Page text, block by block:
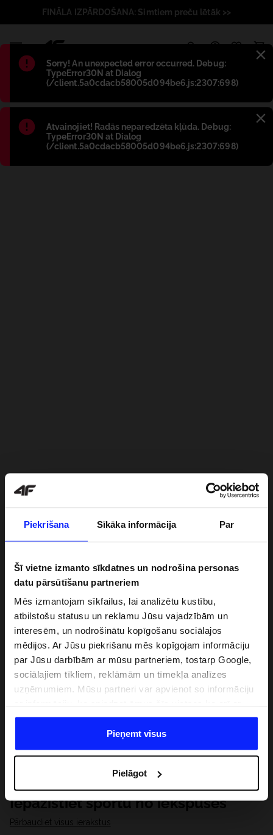
Piekrišana Sīkāka informācija Par
Šī vietne izmanto sīkdatnes un nodrošina personas
datu pārsūtīšanu partneriem
Mēs izmantojam sīkfailus, lai analizētu kustību,
atbilstošu statusu un reklamu Jūsu vajadzībām un
interesēm, un nodrošinātu kopīgošanu sociālajos
mēdijos. Ar Jūsu piekrišanu mēs kopīgojam informāciju
par Jūsu darbībām ar mūsu partneriem, tostarp Google,
sociālajiem tīkliem, reklāmām un tīmekļa analīzes
uzņēmumiem. Mūsu partneri var apvienot so informāciju
datiem, ko viņi iegūst, izmantojot viņu pakalpojumus. Ar
Jūsu atļauju, mēs varam pārsūtīt Jūsu personas datus
saviem partneriem, lai uzlabotu veidu, kadā tiek rādīta
saturu un uzlabotu mūsu partneru piedāvātos risinajumus
( piem. socialos tīklus). Detalizētu informāciju var atrast
mūsu Privātuma politikā un sadaļā "Detaļas".
Pieņemt visus
Pielāgot
Błąd:
Sorry! An unexpected error occurred. Debug:
TypeError30N at Dialog
(/client.5a0cdacb58005d094be6.js:2307:698)
Błąd:
Atvainojiet! Radās neparedzēta kļūda. Debug:
TypeError30N at Dialog
(/client.5a0cdacb58005d094be6.js:2307:698)
FINĀLA IZPĀRDOŠANA: Simtiem preču lētāk >>
Iepazīstiet sportu no iekšpuses
Pārbaudiet visus ierakstus